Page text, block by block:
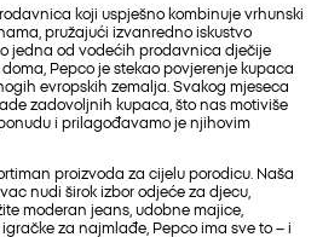
koji uspješno kombinuje vrhunski
pružajući izvanredno iskustvo
jedna od vodećih prodavnica dječije
Pepco je stekao povjerenje kupaca
evropskih zemalja. Svakog mjeseca
zadovoljnih kupaca, što nas motiviše
i prilagođavamo je njihovim
proizvoda za cijelu porodicu. Naša
nudi širok izbor odjeće za djecu,
moderan jeans, udobne majice,
za najmlađe, Pepco ima sve to – i